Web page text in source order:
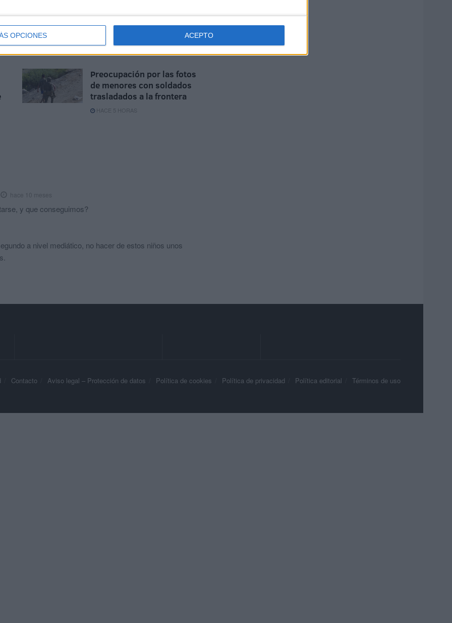
OPCIONES ACEPTO
Aplazado el amistoso entre
el Ittihad de Tánger y el FC
Preocupación por las fotos
de menores con soldados
trasladados a la frontera
HACE 5 HORAS
hace 10 meses
y que conseguimos?
a nivel mediático, no hacer de estos niños unos
Contacto Aviso legal – Protección de datos Política de cookies Política de privacidad Política editorial Términos de uso